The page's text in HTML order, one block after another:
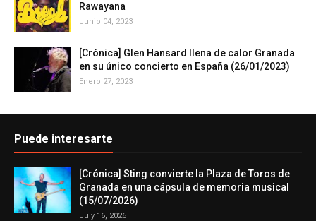
Rawayana
Junio 04, 2023
[Crónica] Glen Hansard llena de calor Granada
en su único concierto en España (26/01/2023)
Enero 27, 2023
Puede interesarte
[Crónica] Sting convierte la Plaza de Toros de
Granada en una cápsula de memoria musical
(15/07/2026)
July 16, 2026